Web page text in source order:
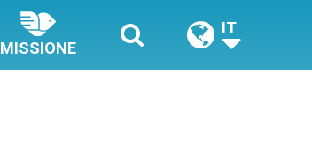
MISSIONE
IT